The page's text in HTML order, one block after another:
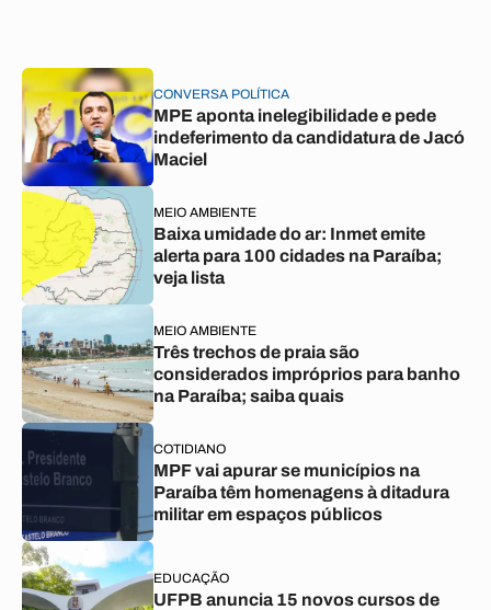
CONVERSA POLÍTICA
MPE aponta inelegibilidade e pede
indeferimento da candidatura de Jacó
Maciel
MEIO AMBIENTE
Baixa umidade do ar: Inmet emite
alerta para 100 cidades na Paraíba;
veja lista
MEIO AMBIENTE
Três trechos de praia são
considerados impróprios para banho
na Paraíba; saiba quais
COTIDIANO
MPF vai apurar se municípios na
Paraíba têm homenagens à ditadura
militar em espaços públicos
EDUCAÇÃO
UFPB anuncia 15 novos cursos de